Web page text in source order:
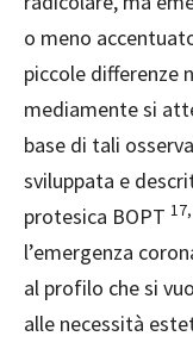
o meno accen
piccole differenze
mediamente si
base di tali
sviluppata e
protesica BOPT
l’emergenza
al profilo che si
alle necessità